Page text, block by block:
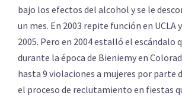
bajo los efectos del alcohol y se le
un mes. En 2003 repite función en UCLA
2005. Pero en 2004 estalló el escándalo
durante la época de Bieniemy en
hasta 9 violaciones a mujeres por parte
el proceso de reclutamiento en fiestas